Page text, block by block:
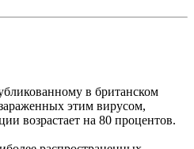
в британском
этим вирусом,
возрастает на 80 процентов.